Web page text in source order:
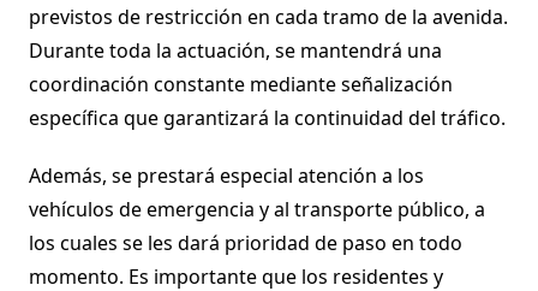
previstos de restricción en cada tramo de la avenida.
Durante toda la actuación, se mantendrá una
coordinación constante mediante señalización
específica que garantizará la continuidad del tráfico.
Además, se prestará especial atención a los
vehículos de emergencia y al transporte público, a
los cuales se les dará prioridad de paso en todo
momento. Es importante que los residentes y